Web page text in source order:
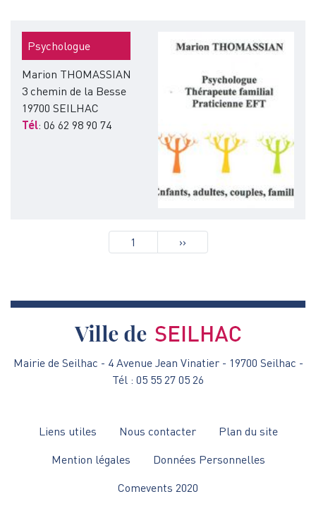
Psychologue
Marion THOMASSIAN
3 chemin de la Besse
19700 SEILHAC
Tél: 06 62 98 90 74
Image
1
Page
suivante
››
Mairie de Seilhac - 4 Avenue Jean Vinatier - 19700 Seilhac -
Tél : 05 55 27 05 26
Menu
Liens utiles Nous contacter
Plan du site
Mention légales
Données Personnelles
Comevents 2020